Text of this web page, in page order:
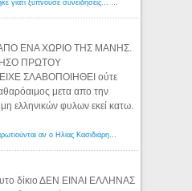
Ένα βιβλίο που πολεμήθηκε γιατί ξυπνούσε συνειδήσεις... - Λόγιος Ερμής | Η γνώση ξεκινάει με την αναζήτηση...
ΑΠΟ ΕΝΑ ΧΩΡΙΟ ΤΗΣ ΜΑΝΗΣ.
ΠΡΩΤΟΥ
ΣΛΑΒΟΠΟΙΗΘΕΙ ούτε
μετα απο την
ελληνικών φυλων εκεί κατω.
Αμερικανοί ρατσιστές αναρωτιούνται αν ο Ηλίας Κασιδιάρης ανήκει στη λευκή φυλή... - Λόγιος Ερμής
δίκιο ΔΕΝ ΕΙΝΑΙ ΕΛΛΗΝΑΣ